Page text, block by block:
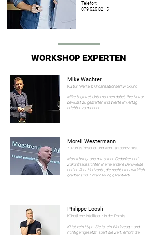
Telefon:
079 525 82 15
WORKSHOP EXPERTEN
Mike Wachter
Kultur, Werte & Organisationsentwicklung
Mike begleitet Unternehmen dabei, ihre Kultur
bewusst zu gestalten und Werte im Alltag
erlebbar zu machen..
Morell Westermann
Zukunftsforscher und Mobilitätsspezialist
Morell bringt uns mit seinen Gedanken und
Zukunftsaussichten in eine andere Denkweise
und eröffnet Horizonte, die nocht nicht wirklich
greifbar sind. Unterhaltung garantiert!
Philippe Loosli
Künstliche Intelligenz in der Praxis
KI ist kein Hype. Sie ist ein Werkzeug – und
richtig eingesetzt, spart sie Zeit, erhöht die